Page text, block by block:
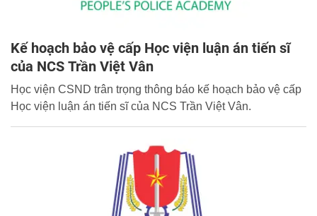
Kế hoạch bảo vệ cấp Học viện luận án tiến sĩ
của NCS Trần Việt Vân
Học viện CSND trân trọng thông báo kế hoạch bảo vệ cấp
Học viện luận án tiến sĩ của NCS Trần Việt Vân.